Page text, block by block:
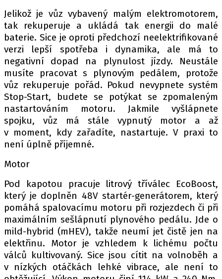
Jelikož je vůz vybavený malým elektromotorem,
tak rekuperuje a ukládá tak energii do malé
baterie. Sice je oproti předchozí neelektrifikované
verzi lepší spotřeba i dynamika, ale má to
negativní dopad na plynulost jízdy. Neustále
musíte pracovat s plynovým pedálem, protože
vůz rekuperuje pořád. Pokud nevypnete systém
Stop-Start, budete se potýkat se zpomaleným
nastartováním motoru. Jakmile vyšlápnete
spojku, vůz má stále vypnutý motor a až
v moment, kdy zařadíte, nastartuje. V praxi to
není úplně příjemné.
Motor
Pod kapotou pracuje litrový tříválec EcoBoost,
který je doplněn 48V startér-generátorem, který
pomáhá spalovacímu motoru při rozjezdech či při
maximálním sešlápnutí plynového pedálu. Jde o
mild-hybrid (mHEV), takže neumí jet čistě jen na
elektřinu. Motor je vzhledem k lichému počtu
válců kultivovaný. Sice jsou cítit na volnoběh a
v nízkých otáčkách lehké vibrace, ale není to